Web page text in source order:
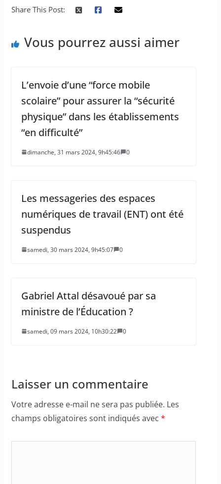
Share This Post:
Vous pourrez aussi aimer
L’envoie d’une “force mobile
scolaire” pour assurer la “sécurité
physique” dans les établissements
“en difficulté”
dimanche, 31 mars 2024, 9h45:46 0
Les messageries des espaces
numériques de travail (ENT) ont été
suspendus
samedi, 30 mars 2024, 9h45:07 0
Gabriel Attal désavoué par sa
ministre de l’Éducation ?
samedi, 09 mars 2024, 10h30:22 0
Laisser un commentaire
Votre adresse e-mail ne sera pas publiée. Les
champs obligatoires sont indiqués avec *